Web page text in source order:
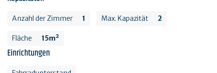
Anzahl der Zimmer 1 Max. Kapazität 2
Fläche 15m²
Einrichtungen